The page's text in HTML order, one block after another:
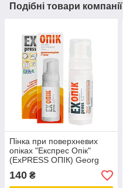
Подібні товари компанії
Пінка при поверхневих
опіках "Експрес Опік"
(ExPRESS ОПІК) Georg
BioSystems
140 ₴